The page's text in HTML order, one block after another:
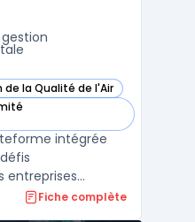
est séquestré
...
de la Qualité de l'Air
catégorie
catégorie
intégrée
entreprises
palette d'outils
Fiche complète